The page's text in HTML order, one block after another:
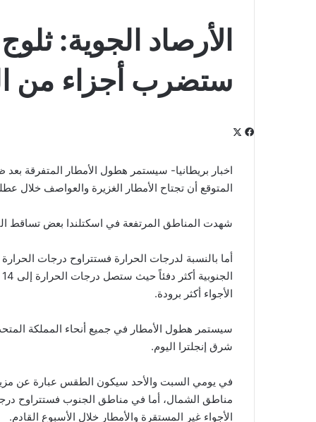
الأرصاد الجوية:
ستضرب أجزاء من
فيسبوك
اخبار بريطانيا- سيستمر هطول الأمطار المتفرقة
المتوقع أن تجتاح الأمطار الغزيرة والعواصف خلال
شهدت المناطق المرتفعة في اسكتلندا بعض تساقط
الأجواء أكثر برودة.
سيستمر هطول الأمطار في جميع أنحاء المملكة
شرق إنجلترا اليوم.
في يومي السبت والأحد سيكون الطقس عبارة عن
الأجواء غير المستقرة والأمطار خلال الأسبوع القادم.